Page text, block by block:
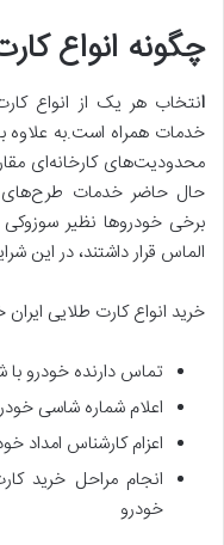
چگونه انواع
انتخاب هر یک از انواع
خدمات همراه است.به علاوه
محدودیت‌های کارخانه‌ای
برخی خودروها نظیر
الماس قرار داشتند، در این شرایط فقط
خرید انواع کارت طلایی
تماس دارنده خودرو
اعلام شماره شاسی
اعزام کارشناس امداد
انجام مراحل خرید
خودرو